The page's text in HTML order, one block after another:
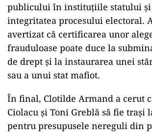
publicului în instituțiile statului și
integritatea procesului electoral.
avertizat că certificarea unor
frauduloase poate duce la
de drept și la instaurarea unei
sau a unui stat mafiot.
În final, Clotilde Armand a cerut
Ciolacu și Toni Greblă să fie trași
pentru presupusele nereguli din